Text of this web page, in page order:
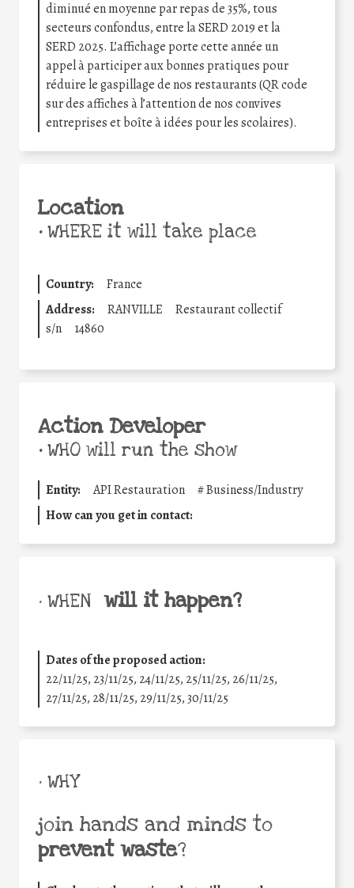
diminué en moyenne par repas de 35%, tous
secteurs confondus, entre la SERD 2019 et la
SERD 2025. L’affichage porte cette année un
appel à participer aux bonnes pratiques pour
réduire le gaspillage de nos restaurants (QR code
sur des affiches à l’attention de nos convives
entreprises et boîte à idées pour les scolaires).
Location
•WHERE it will take place
Country:
France
Address:
RANVILLE
Restaurant collectif
s/n
14860
Action Developer
•WHO will run the show
Entity: API Restauration #Business/Industry
How can you get in contact:
• WHEN will it happen?
Dates of the proposed action:
22/11/25, 23/11/25, 24/11/25, 25/11/25, 26/11/25,
27/11/25, 28/11/25, 29/11/25,30/11/25
• WHY
join hands and minds to
prevent waste?